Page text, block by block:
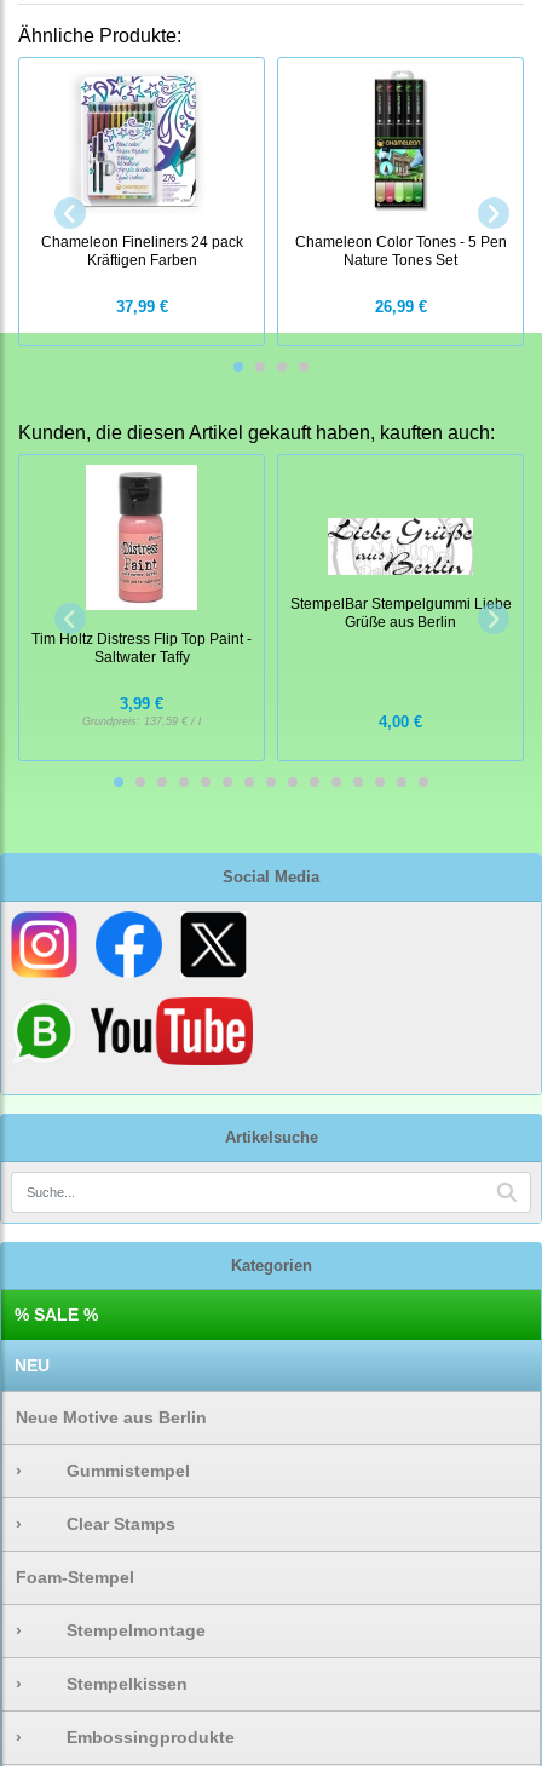
Social Media
Artikelsuche
Kategorien
% SALE %
NEU
Neue Motive aus Berlin
› Gummistempel
› Clear Stamps
Foam-Stempel
› Stempelmontage
› Stempelkissen
› Embossingprodukte
Ähnliche Produkte:
Chameleon Fineliners 24 pack
Kräftigen Farben
37,99 €
Chameleon Color Tones - 5 Pen
Nature Tones Set
26,99 €
Kunden, die diesen Artikel gekauft haben, kauften auch:
Tim Holtz Distress Flip Top Paint -
Saltwater Taffy
3,99 €
Grundpreis: 137,59 € / l
StempelBar Stempelgummi Liebe
Grüße aus Berlin
4,00 €